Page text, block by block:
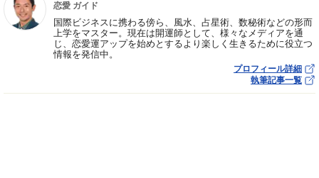
恋愛 ガイド
国際ビジネスに携わる傍ら、風水、占星術、数秘術などの形而
上学をマスター。現在は開運師として、様々なメディアを通
じ、恋愛運アップを始めとするより楽しく生きるために役立つ
情報を発信中。
プロフィール詳細
執筆記事一覧